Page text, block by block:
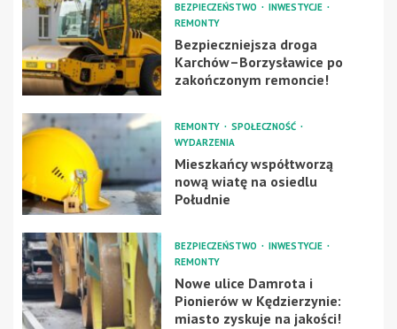
BEZPIECZEŃSTWO
INWESTYCJE
REMONTY
Bezpieczniejsza droga
Karchów–Borzysławice po
zakończonym remoncie!
REMONTY
SPOŁECZNOŚĆ
WYDARZENIA
Mieszkańcy współtworzą
nową wiatę na osiedlu
Południe
BEZPIECZEŃSTWO
INWESTYCJE
REMONTY
Nowe ulice Damrota i
Pionierów w Kędzierzynie:
miasto zyskuje na jakości!